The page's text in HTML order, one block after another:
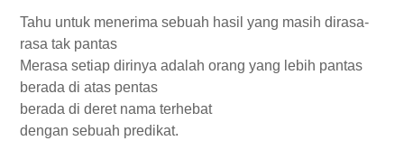
Tahu untuk menerima sebuah hasil yang masih dirasa-
rasa tak pantas
Merasa setiap dirinya adalah orang yang lebih pantas
berada di atas pentas
berada di deret nama terhebat
dengan sebuah predikat.